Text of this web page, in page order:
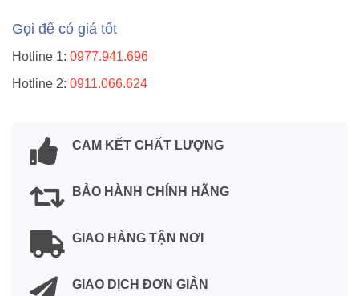
Gọi để có giá tốt
Hotline 1: 0977.941.696
Hotline 2: 0911.066.624
CAM KẾT CHẤT LƯỢNG
BẢO HÀNH CHÍNH HÃNG
GIAO HÀNG TẬN NƠI
GIAO DỊCH ĐƠN GIẢN